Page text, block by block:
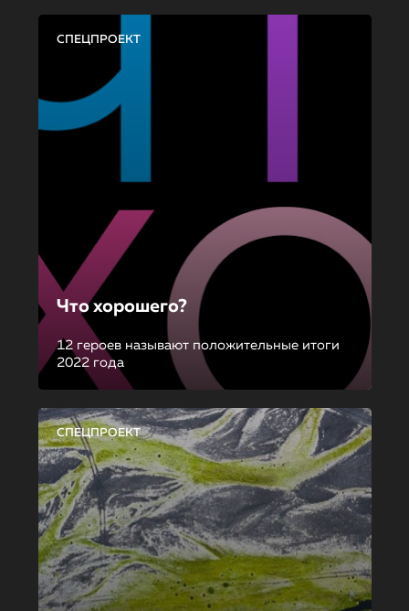
СПЕЦПРОЕКТ
Что хорошего?
12 героев называют положительные итоги
2022 года
СПЕЦПРОЕКТ